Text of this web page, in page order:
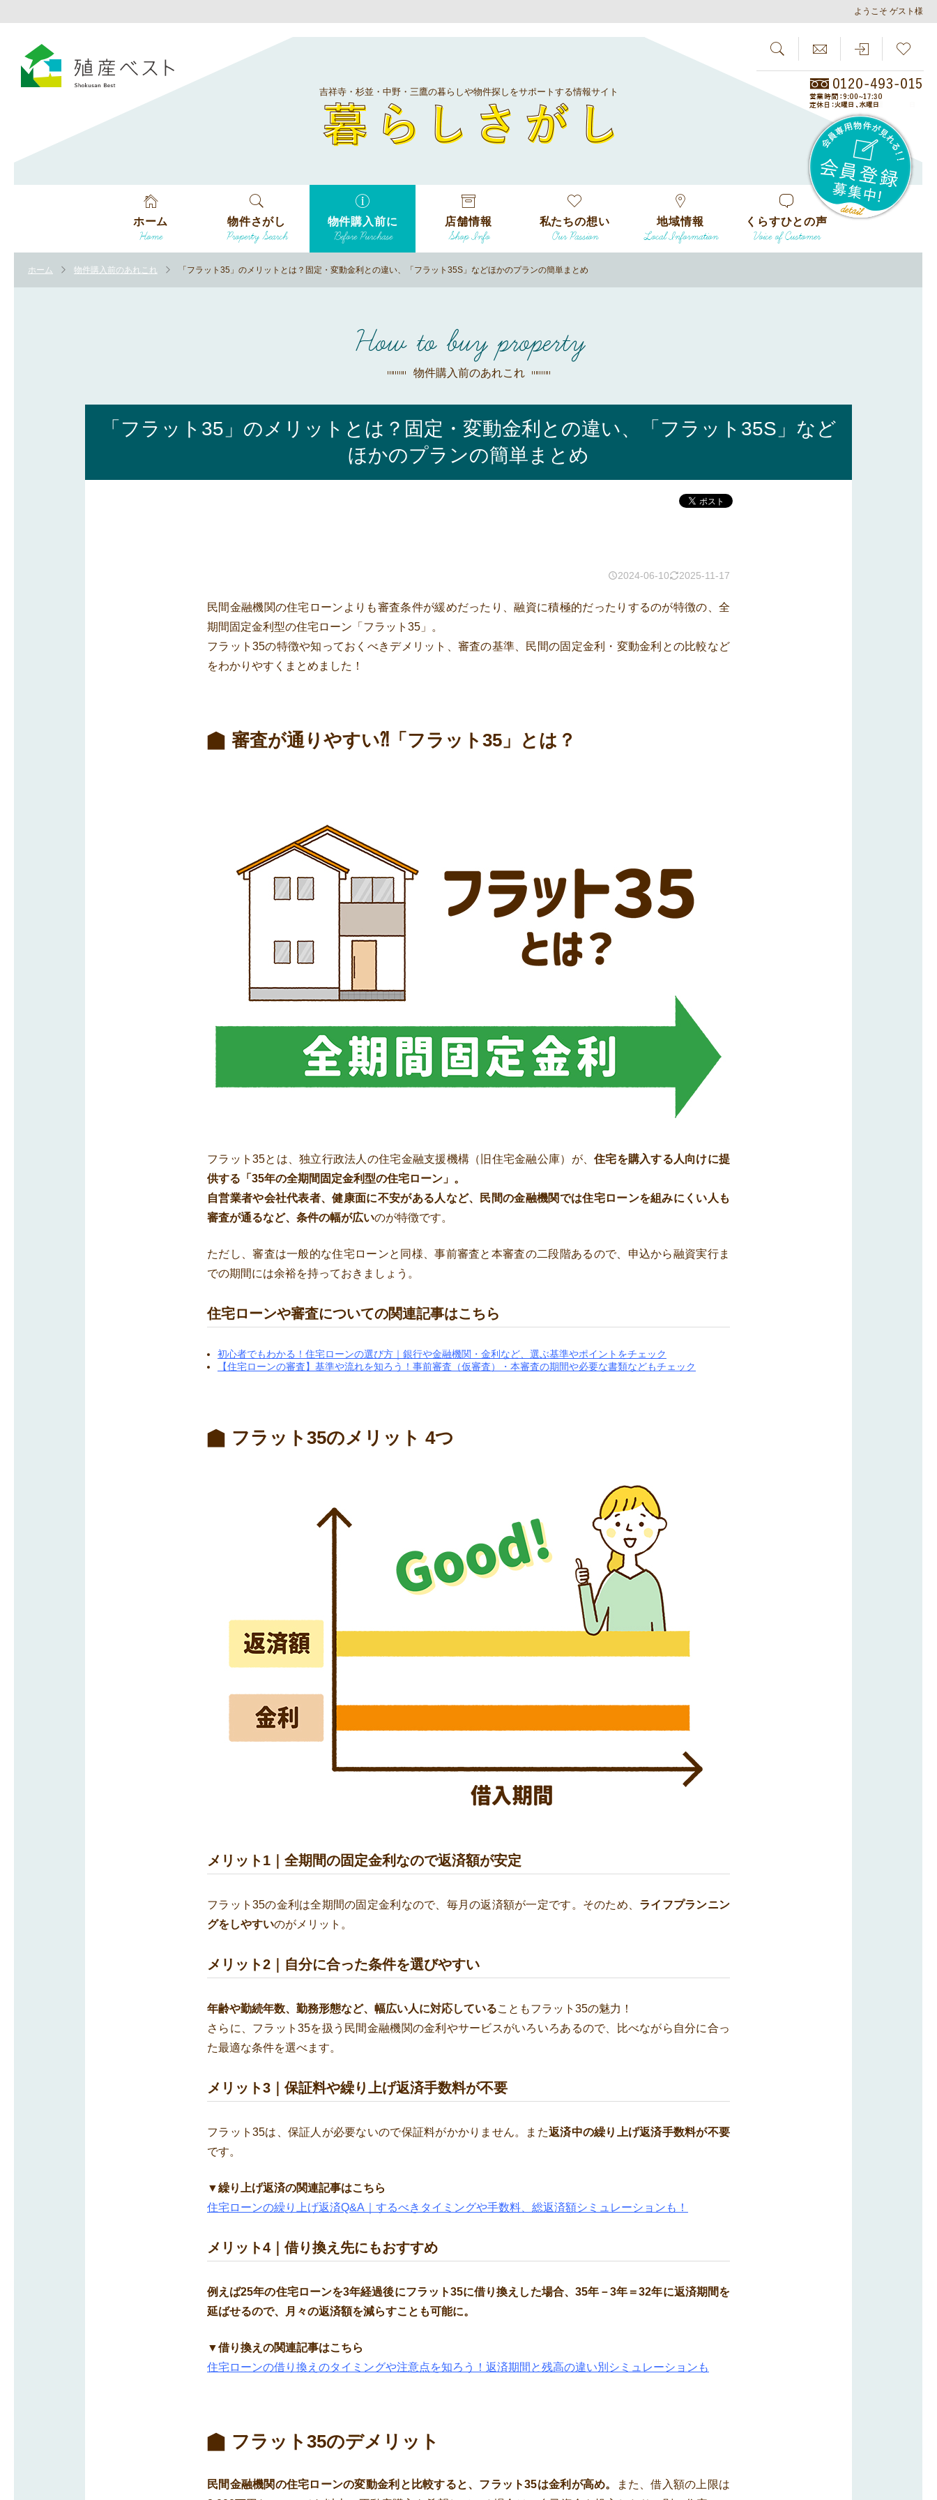
ようこそ ゲスト様
SEARCH
吉祥寺・杉並・中野・三鷹の暮らしや物件探しをサポートする情報サイト
ホーム
Home
物件さがし
Property Search
す
駅から
物件購入前に
Before Purchase
店舗情報
Shop Info
荻窪店
三鷹店
私たちの想い
Our Passion
地域情報
Local Information
くらすひとの声
Voice of Customer
ホーム 物件購入前のあれこれ 「フラット35」のメリットとは？固定・変動金利との違い、「フラット35S」などほかのプランの簡単まとめ
How to buy property
物件購入前のあれこれ
「フラット35」のメリットとは？固定・変動金利との違い、「フラット35S」など
ほかのプランの簡単まとめ
2024-06-10 2025-11-17
民間金融機関の住宅ローンよりも審査条件が緩めだったり、融資に積極的だったりするのが特徴の、全
期間固定金利型の住宅ローン「フラット35」。
フラット35の特徴や知っておくべきデメリット、審査の基準、民間の固定金利・変動金利との比較など
をわかりやすくまとめました！
審査が通りやすい⁈「フラット35」とは？
フラット35とは、独立行政法人の住宅金融支援機構（旧住宅金融公庫）が、住宅を購入する人向けに提
供する「35年の全期間固定金利型の住宅ローン」。
自営業者や会社代表者、健康面に不安がある人など、民間の金融機関では住宅ローンを組みにくい人も
審査が通るなど、条件の幅が広いのが特徴です。
ただし、審査は一般的な住宅ローンと同様、事前審査と本審査の二段階あるので、申込から融資実行ま
での期間には余裕を持っておきましょう。
住宅ローンや審査についての関連記事はこちら
初心者でもわかる！住宅ローンの選び方｜銀行や金融機関・金利など、選ぶ基準やポイントをチェック
【住宅ローンの審査】基準や流れを知ろう！事前審査（仮審査）・本審査の期間や必要な書類などもチェック
フラット35のメリット 4つ
メリット1｜全期間の固定金利なので返済額が安定
フラット35の金利は全期間の固定金利なので、毎月の返済額が一定です。そのため、 ライフプランニン
グをしやすいのがメリット。
メリット2｜自分に合った条件を選びやすい
年齢や勤続年数、勤務形態など、幅広い人に対応していることもフラット35の魅力！
さらに、フラット35を扱う民間金融機関の金利やサービスがいろいろあるので、比べながら自分に合っ
た最適な条件を選べます。
メリット3｜保証料や繰り上げ返済手数料が不要
フラット35は、保証人が必要ないので保証料がかかりません。また返済中の繰り上げ返済手数料が不要
です。
▼繰り上げ返済の関連記事はこちら
住宅ローンの繰り上げ返済Q&A｜するべきタイミングや手数料、総返済額シミュレーションも！
メリット4｜借り換え先にもおすすめ
例えば25年の住宅ローンを3年経過後にフラット35に借り換えした場合、35年－3年＝32年に返済期間を
延ばせるので、月々の返済額を減らすことも可能に。
▼借り換えの関連記事はこちら
住宅ローンの借り換えのタイミングや注意点を知ろう！返済期間と残高の違い別シミュレーションも
フラット35のデメリット
民間金融機関の住宅ローンの変動金利と比較すると、フラット35は金利が高め。
また、借入額の上限は